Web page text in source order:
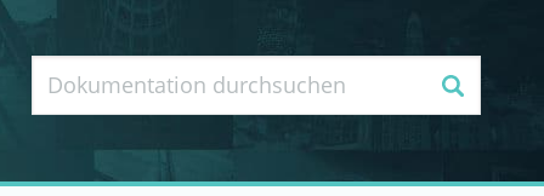
Suche